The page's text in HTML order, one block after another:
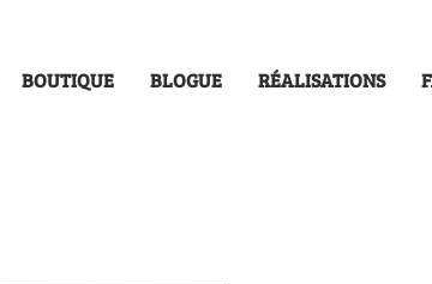
BOUTIQUE BLOGUE RÉALISATIONS